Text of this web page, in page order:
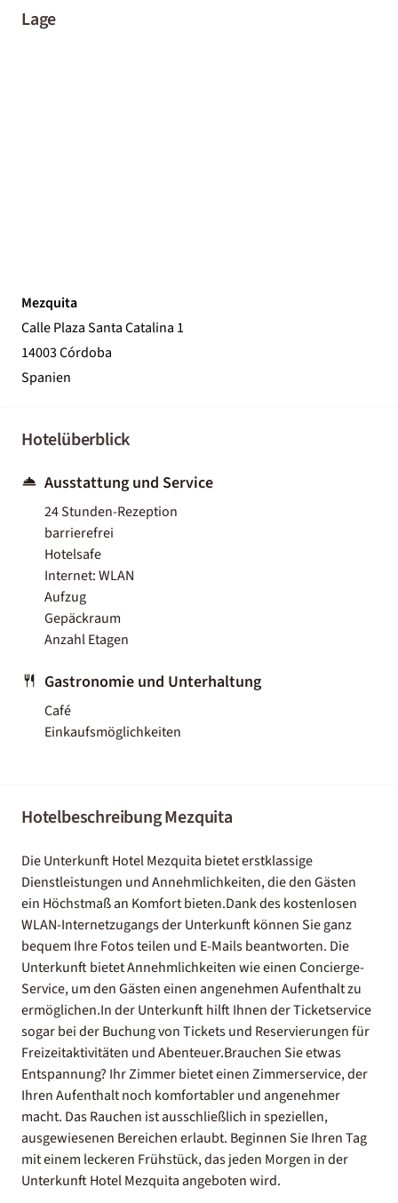
Lage
Mezquita
Calle Plaza Santa Catalina 1
14003 Córdoba
Spanien
Hotelüberblick
Ausstattung und Service
24 Stunden-Rezeption
barrierefrei
Hotelsafe
Internet: WLAN
Aufzug
Gepäckraum
Anzahl Etagen
Gastronomie und Unterhaltung
Café
Einkaufsmöglichkeiten
Hotelbeschreibung Mezquita
Die Unterkunft Hotel Mezquita bietet erstklassige
Dienstleistungen und Annehmlichkeiten, die den Gästen
ein Höchstmaß an Komfort bieten.Dank des kostenlosen
WLAN-Internetzugangs der Unterkunft können Sie ganz
bequem Ihre Fotos teilen und E-Mails beantworten. Die
Unterkunft bietet Annehmlichkeiten wie einen Concierge-
Service, um den Gästen einen angenehmen Aufenthalt zu
ermöglichen.In der Unterkunft hilft Ihnen der Ticketservice
sogar bei der Buchung von Tickets und Reservierungen für
Freizeitaktivitäten und Abenteuer.Brauchen Sie etwas
Entspannung? Ihr Zimmer bietet einen Zimmerservice, der
Ihren Aufenthalt noch komfortabler und angenehmer
macht. Das Rauchen ist ausschließlich in speziellen,
ausgewiesenen Bereichen erlaubt. Beginnen Sie Ihren Tag
mit einem leckeren Frühstück, das jeden Morgen in der
Unterkunft Hotel Mezquita angeboten wird.